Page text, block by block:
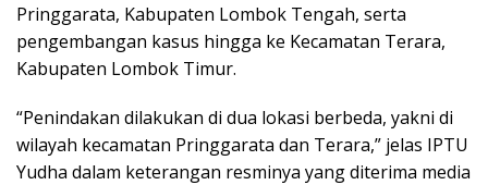
Pringgarata, Kabupaten Lombok Tengah, serta
pengembangan kasus hingga ke Kecamatan Terara,
Kabupaten Lombok Timur.
“Penindakan dilakukan di dua lokasi berbeda, yakni di
wilayah kecamatan Pringgarata dan Terara,” jelas IPTU
Yudha dalam keterangan resminya yang diterima media